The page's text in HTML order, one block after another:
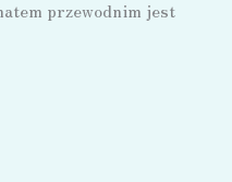
przewodnim jest